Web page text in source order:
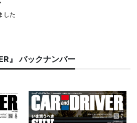
した
』 バックナンバー